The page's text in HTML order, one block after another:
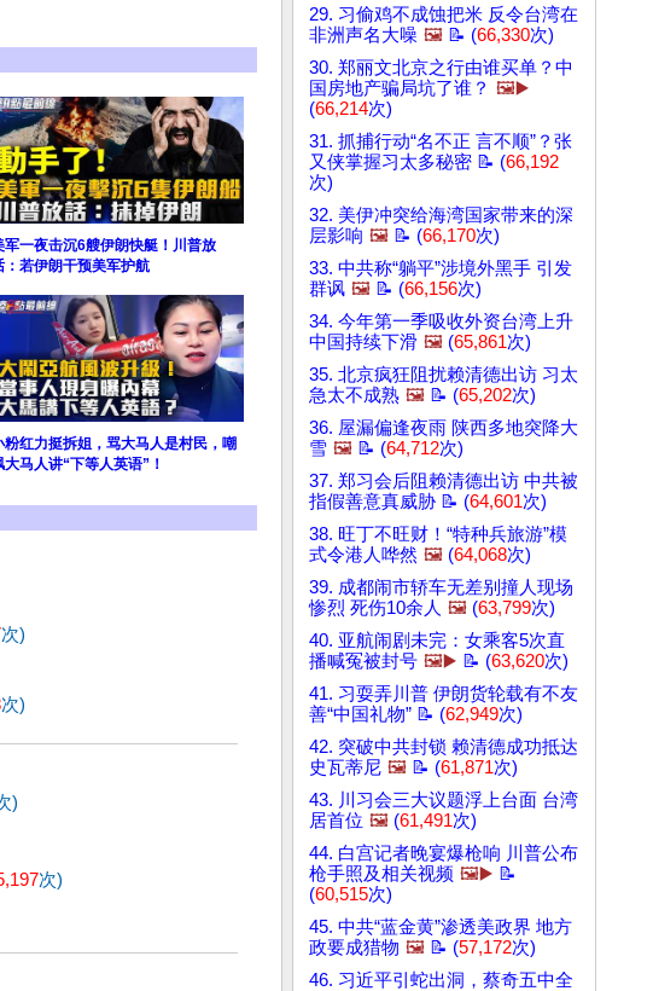
军一夜击沉6艘伊朗快艇！川普放
：若伊朗干预美军护航
粉红力挺拆姐，骂大马人是村民，嘲
大马人讲“下等人英语”！
次)
次)
)
次)
29. 习偷鸡不成蚀把米 反令台湾在
非洲声名大噪 🖼️ 📝 (66,330次)
30. 郑丽文北京之行由谁买单？中
国房地产骗局坑了谁？ 🖼️▶️
(66,214次)
31. 抓捕行动“名不正 言不顺”？张
又侠掌握习太多秘密 📝 (66,192
次)
32. 美伊冲突给海湾国家带来的深
层影响 🖼️ 📝 (66,170次)
33. 中共称“躺平”涉境外黑手 引发
群讽 🖼️ 📝 (66,156次)
34. 今年第一季吸收外资台湾上升
中国持续下滑 🖼️ (65,861次)
35. 北京疯狂阻扰赖清德出访 习太
急太不成熟 🖼️ 📝 (65,202次)
36. 屋漏偏逢夜雨 陕西多地突降大
雪 🖼️ 📝 (64,712次)
37. 郑习会后阻赖清德出访 中共被
指假善意真威胁 📝 (64,601次)
38. 旺丁不旺财！“特种兵旅游”模
式令港人哗然 🖼️ (64,068次)
39. 成都闹市轿车无差别撞人现场
惨烈 死伤10余人 🖼️ (63,799次)
40. 亚航闹剧未完：女乘客5次直
播喊冤被封号 🖼️▶️ 📝 (63,620次)
41. 习耍弄川普 伊朗货轮载有不友
善“中国礼物” 📝 (62,949次)
42. 突破中共封锁 赖清德成功抵达
史瓦蒂尼 🖼️ 📝 (61,871次)
43. 川习会三大议题浮上台面 台湾
居首位 🖼️ (61,491次)
44. 白宫记者晚宴爆枪响 川普公布
枪手照及相关视频 🖼️▶️ 📝
(60,515次)
45. 中共“蓝金黄”渗透美政界 地方
政要成猎物 🖼️ 📝 (57,172次)
46. 习近平引蛇出洞，蔡奇五中全